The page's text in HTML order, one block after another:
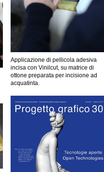
Applicazione di pellicola adesiva
incisa con Vinilcut, su matrice di
ottone preparata per incisione ad
acquatinta.